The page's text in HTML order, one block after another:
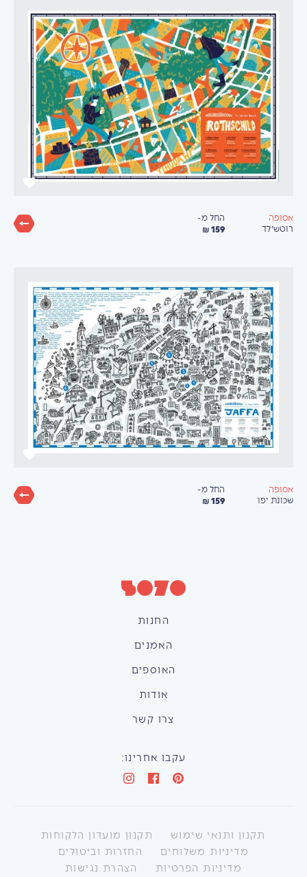
אסופה
רוטשילד
החל מ-
159 ₪
אסופה
שכונת יפו
החל מ-
159 ₪
החנות
האמנים
האוספים
אודות
צרו קשר
עקבו אחרינו:
תקנון ותנאי שימוש
תקנון מועדון הלקוחות
מדיניות משלוחים
החזרות וביטולים
מדיניות הפרטיות
הצהרת נגישות